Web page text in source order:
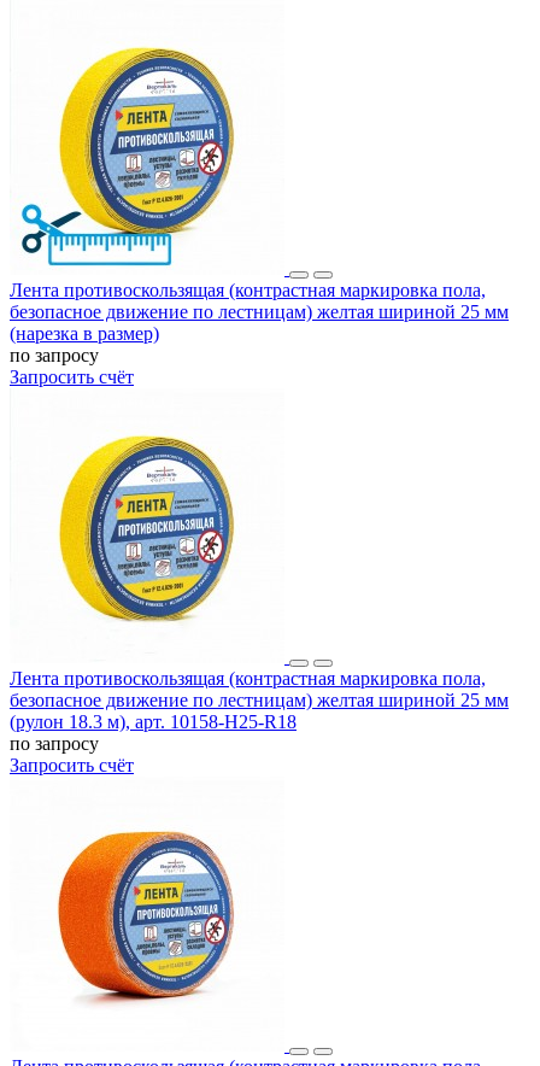
Лента противоскользящая (контрастная маркировка пола,
безопасное движение по лестницам) желтая шириной 25 мм
(нарезка в размер)
по запросу
Запросить счёт
Лента противоскользящая (контрастная маркировка пола,
безопасное движение по лестницам) желтая шириной 25 мм
(рулон 18.3 м), арт. 10158-H25-R18
по запросу
Запросить счёт